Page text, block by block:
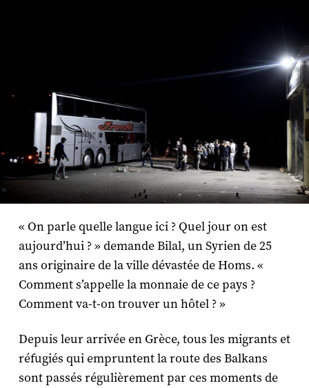
« On parle quelle langue ici ? Quel jour on est
aujourd’hui ? » demande Bilal, un Syrien de 25
ans originaire de la ville dévastée de Homs. «
Comment s’appelle la monnaie de ce pays ?
Comment va-t-on trouver un hôtel ? »
Depuis leur arrivée en Grèce, tous les migrants et
réfugiés qui empruntent la route des Balkans
sont passés régulièrement par ces moments de